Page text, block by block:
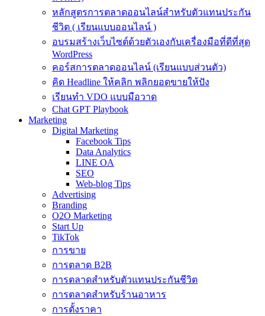
หลักสูตรการตลาดออนไลน์สำหรับตัวแทนประกัน
ชีวิต ( เรียนแบบออนไลน์ )
อบรมสร้างเว็บไซต์ด้วยตัวเองกับเครื่องมือที่ดีที่สุด
WordPress
คอร์สการตลาดออนไลน์ (เรียนแบบส่วนตัว)
คิด Headline ให้คลิก พลิกยอดขายให้ปัง
เรียนทำ VDO แบบมือวาด
Chat GPT Playbook
Marketing
Digital Marketing
Facebook Tips
Data Analytics
LINE OA
SEO
Web-blog Tips
Advertising
Branding
O2O Marketing
Start Up
TikTok
การขาย
การตลาด B2B
การตลาดสำหรับตัวแทนประกันชีวิต
การตลาดสำหรับร้านอาหาร
การตั้งราคา